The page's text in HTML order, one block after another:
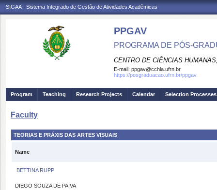
SIGAA - Sistema Integrado de Gestão de Atividades Acadêmicas
PPGAV
PROGRAMA DE PÓS-
CENTRO DE CIÊNCIAS
E-mail: ppgav@cchla.ufrn.br
https://posgraduacao.ufrn.br/ppgav
Program Teaching Research Projects Calendar Selection Processes
Faculty
TEORIAS E PRÁXIS DAS ARTES VISUAIS
Name
BETTINA RUPP
DIEGO SOUZA DE PAIVA